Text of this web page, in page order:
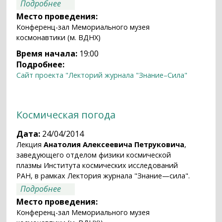
Подробнее
Место проведения:
Конференц-зал Мемориального музея
космонавтики (м. ВДНХ)
Время начала: 19:00
Подробнее:
Сайт проекта "Лекторий журнала "Знание–Сила"
Космическая погода
Дата: 24/04/2014
ЛекцияАнатолия Алексеевича Петруковича,
заведующего отделом физики космической
плазмы Института космических исследований
РАН, в рамках Лектория журнала "Знание—сила".
Подробнее
Место проведения:
Конференц-зал Мемориального музея